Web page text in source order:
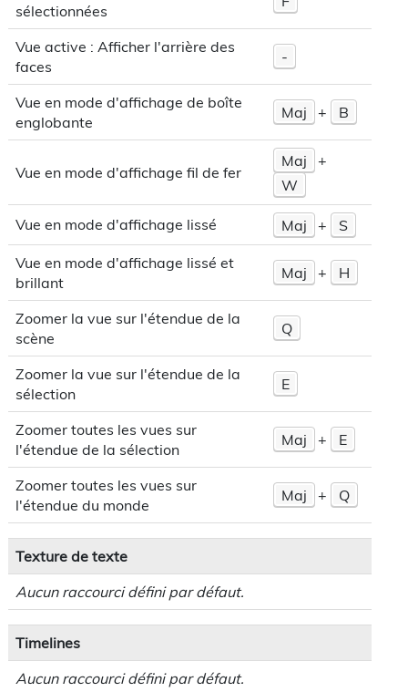
sélectionnées
Vue active : Afficher l'arrière des
faces
-
Vue en mode d'affichage de boîte
englobante
Maj + B
Vue en mode d'affichage fil de fer
Maj
+
W
Vue en mode d'affichage lissé Maj + S
Vue en mode d'affichage lissé et
brillant
Maj + H
Zoomer la vue sur l'étendue de la
scène
Q
Zoomer la vue sur l'étendue de la
sélection
E
Zoomer toutes les vues sur
l'étendue de la sélection
Maj + E
Zoomer toutes les vues sur
l'étendue du monde
Maj + Q
Texture de texte
Aucun raccourci défini par défaut.
Timelines
Aucun raccourci défini par défaut.